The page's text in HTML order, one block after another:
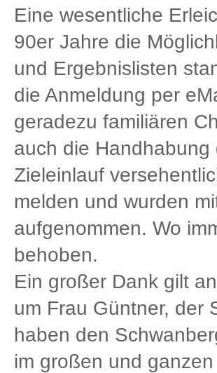
Eine wesentliche
90er Jahre die
und Ergebnislisten
die Anmeldung per
geradezu familiären
auch die
Zieleinlauf
melden und wurden
aufgenommen. Wo
behoben.
Ein großer Dank gilt
um Frau Güntner, der
haben den
im großen und